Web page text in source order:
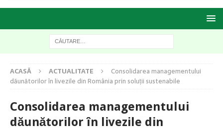
ACASĂ ACTUALITATE
Consolidarea managementului
dăunătorilor în livezile din România prin soluții sustenabile
Consolidarea managementului
dăunătorilor în livezile din